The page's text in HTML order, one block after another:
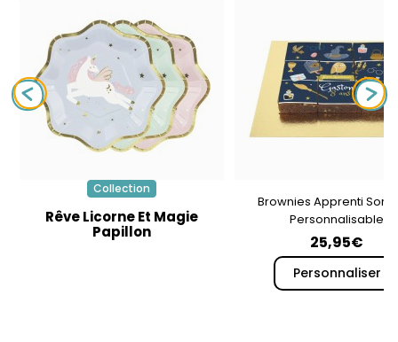
Collection
Rêve Licorne Et Magie
Papillon
Brownies Apprenti
Personnalisable
25,95€
Personnaliser